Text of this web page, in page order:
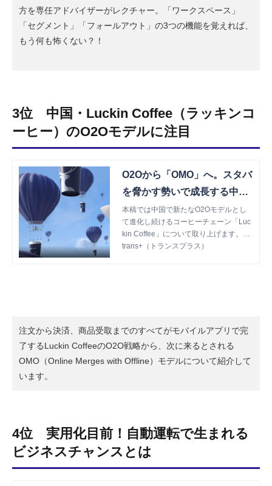
方を専任アドバイザーがレクチャー。「ワークスペース」
「セグメント」「フォールアウト」の3つの機能を覚えれば、
もう何も怖くない？！
3位 中国・Luckin Coffee（ラッキンコ
ーヒー）のO2Oモデルに注目
O2Oから「OMO」へ。スタバ
を脅かす勢いで成長する中国
「Luckin Coffee」の戦略と
は？【ネットショップ担当者
フォーラム】 | trans+（トラ
本稿では中国で新たなO2Oモデルとし
て進化し続けるコーヒーチェーン「Luc
kin Coffee」について取り上げます。
「中国最速のユニコーン企業」として業
trans+（トランスプラス）
注文から決済、商品受取までのすべてがモバイルアプリで完
了するLuckin CoffeeのO2O戦略から、次に来るとされる
OMO（Online Merges with Offline）モデルについて紹介して
います。
4位 実用化目前！自動運転で生まれる
ビジネスチャンスとは